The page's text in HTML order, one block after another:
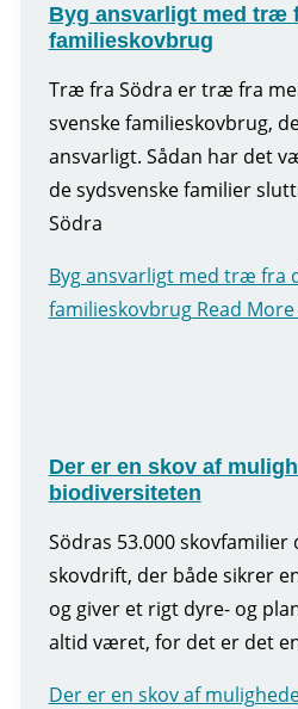
Byg ansvarligt med træ
familieskovbrug
Træ fra Södra er træ fra
svenske familieskovbrug,
ansvarligt. Sådan har det
de sydsvenske familier
Södra
Byg ansvarligt med træ fra
familieskovbrugRead More
Der er en skov af
biodiversiteten
Södras 53.000 skovfamilier
skovdrift, der både sikrer
og giver et rigt dyre- og
altid været, for det er det
Der er en skov af